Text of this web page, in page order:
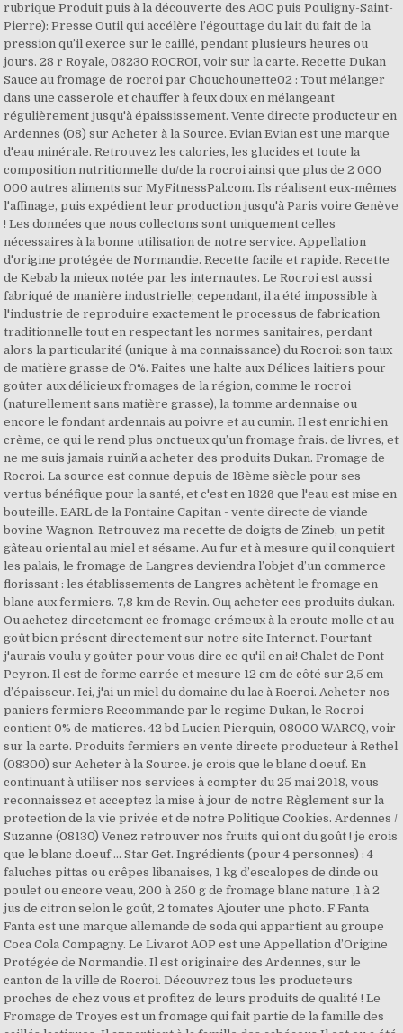
rubrique Produit puis à la découverte des AOC puis Pouligny-Saint-
Pierre): Presse Outil qui accélère l’égouttage du lait du fait de la
pression qu’il exerce sur le caillé, pendant plusieurs heures ou
jours. 28 r Royale, 08230 ROCROI, voir sur la carte. Recette Dukan
Sauce au fromage de rocroi par Chouchounette02 : Tout mélanger
dans une casserole et chauffer à feux doux en mélangeant
régulièrement jusqu'à épaississement. Vente directe producteur en
Ardennes (08) sur Acheter à la Source. Evian Evian est une marque
d'eau minérale. Retrouvez les calories, les glucides et toute la
composition nutritionnelle du/de la rocroi ainsi que plus de 2 000
000 autres aliments sur MyFitnessPal.com. Ils réalisent eux-mêmes
l'affinage, puis expédient leur production jusqu'à Paris voire Genève
! Les données que nous collectons sont uniquement celles
nécessaires à la bonne utilisation de notre service. Appellation
d'origine protégée de Normandie. Recette facile et rapide. Recette
de Kebab la mieux notée par les internautes. Le Rocroi est aussi
fabriqué de manière industrielle; cependant, il a été impossible à
l'industrie de reproduire exactement le processus de fabrication
traditionnelle tout en respectant les normes sanitaires, perdant
alors la particularité (unique à ma connaissance) du Rocroi: son taux
de matière grasse de 0%. Faites une halte aux Délices laitiers pour
goûter aux délicieux fromages de la région, comme le rocroi
(naturellement sans matière grasse), la tomme ardennaise ou
encore le fondant ardennais au poivre et au cumin. Il est enrichi en
crème, ce qui le rend plus onctueux qu’un fromage frais. de livres, et
ne me suis jamais ruinй а acheter des produits Dukan. Fromage de
Rocroi. La source est connue depuis de 18ème siècle pour ses
vertus bénéfique pour la santé, et c'est en 1826 que l'eau est mise en
bouteille. EARL de la Fontaine Capitan - vente directe de viande
bovine Wagnon. Retrouvez ma recette de doigts de Zineb, un petit
gâteau oriental au miel et sésame. Au fur et à mesure qu’il conquiert
les palais, le fromage de Langres deviendra l’objet d’un commerce
florissant : les établissements de Langres achètent le fromage en
blanc aux fermiers. 7,8 km de Revin. Oщ acheter ces produits dukan.
Ou achetez directement ce fromage crémeux à la croute molle et au
goût bien présent directement sur notre site Internet. Pourtant
j'aurais voulu y goûter pour vous dire ce qu'il en ai! Chalet de Pont
Peyron. Il est de forme carrée et mesure 12 cm de côté sur 2,5 cm
d’épaisseur. Ici, j'ai un miel du domaine du lac à Rocroi. Acheter nos
paniers fermiers Recommande par le regime Dukan, le Rocroi
contient 0% de matieres. 42 bd Lucien Pierquin, 08000 WARCQ, voir
sur la carte. Produits fermiers en vente directe producteur à Rethel
(08300) sur Acheter à la Source. je crois que le blanc d.oeuf. En
continuant à utiliser nos services à compter du 25 mai 2018, vous
reconnaissez et acceptez la mise à jour de notre Règlement sur la
protection de la vie privée et de notre Politique Cookies. Ardennes /
Suzanne (08130) Venez retrouver nos fruits qui ont du goût ! je crois
que le blanc d.oeuf ... Star Get. Ingrédients (pour 4 personnes) : 4
faluches pittas ou crêpes libanaises, 1 kg d’escalopes de dinde ou
poulet ou encore veau, 200 à 250 g de fromage blanc nature ,1 à 2
jus de citron selon le goût, 2 tomates Ajouter une photo. F Fanta
Fanta est une marque allemande de soda qui appartient au groupe
Coca Cola Compagny. Le Livarot AOP est une Appellation d’Origine
Protégée de Normandie. Il est originaire des Ardennes, sur le
canton de la ville de Rocroi. Découvrez tous les producteurs
proches de chez vous et profitez de leurs produits de qualité ! Le
Fromage de Troyes est un fromage qui fait partie de la famille des